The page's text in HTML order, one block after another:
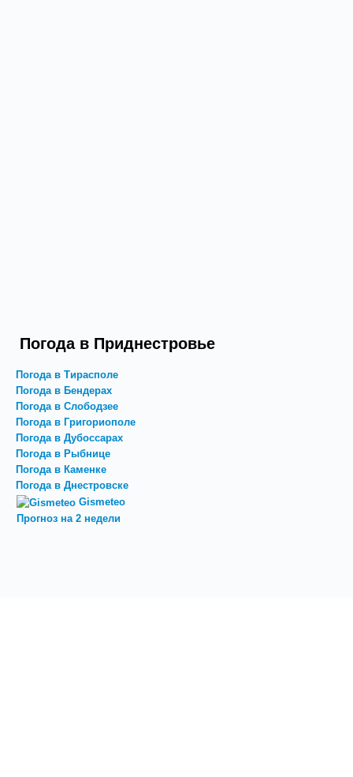
Погода в Приднестровье
Погода в Тирасполе
Погода в Бендерах
Погода в Слободзее
Погода в Григориополе
Погода в Дубоссарах
Погода в Рыбнице
Погода в Каменке
Погода в Днестровске
Gismeteo
Прогноз на 2 недели